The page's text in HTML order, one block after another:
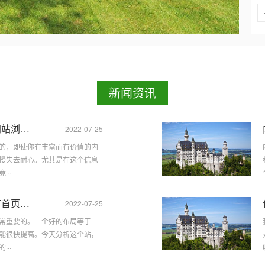
新闻资讯
2022-07-25
爆满
，即使你有丰富而有价值的内
失去耐心。尤其是在这个信息
2022-07-25
原因
重要的。一个好的布局等于一
快提高。今天分析这个站，